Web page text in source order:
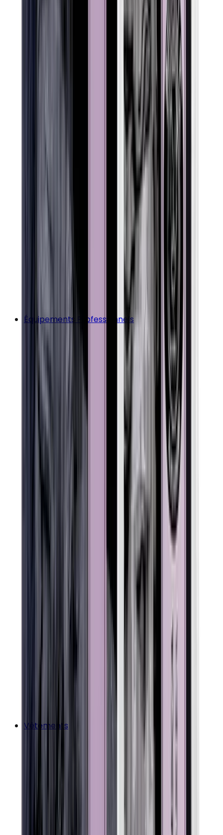
Équipements Professionnels
Vêtements